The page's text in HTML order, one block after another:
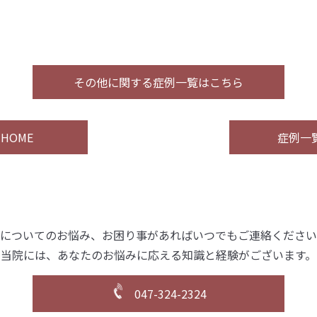
その他に関する症例一覧はこちら
HOME 症例一
ついてのお悩み、 お困り事があればいつでもご連絡くださ
当院には、あなたのお悩みに応える知識と経験がございます。
047-324-2324